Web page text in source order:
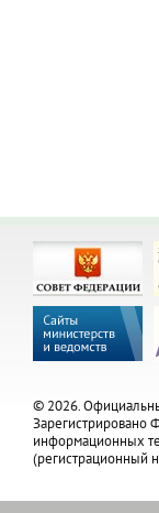
© 2026.
Зарегистрировано
информационных
(регистрационный